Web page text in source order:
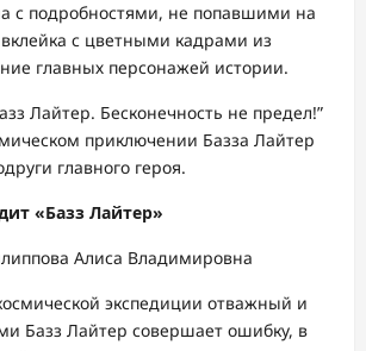
с подробностями, не попавшими на
с цветными кадрами из
главных персонажей истории.
Лайтер. Бесконечность не предел!”
приключении Базза Лайтер
главного героя.
«Базз Лайтер»
Алиса Владимировна
экспедиции отважный и
Базз Лайтер совершает ошибку, в